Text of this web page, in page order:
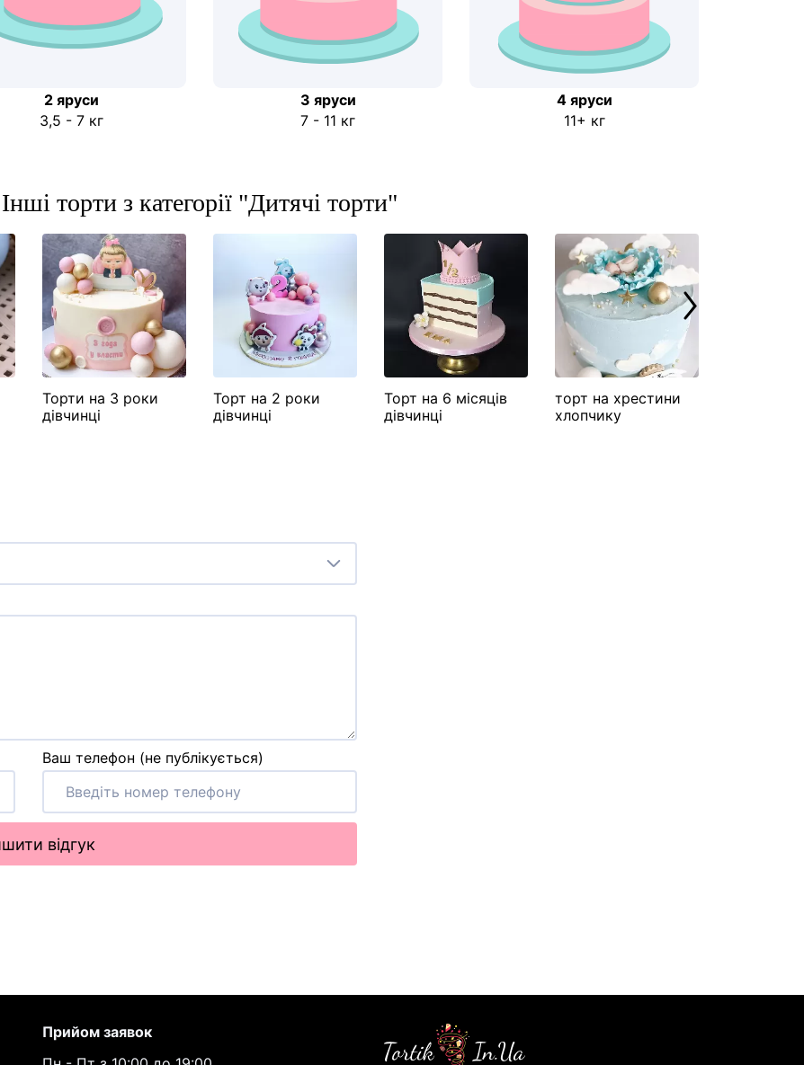
2 яруси
3,5 - 7 кг
3 яруси
7 - 11 кг
4 яруси
11+ кг
Інші торти з категорії "Дитячі торти"
Торти на 3 роки
дівчинці
Торт на 2 роки
дівчинці
Торт на 6 місяців
дівчинці
торт на хрестини
хлопчику
Ваш телефон (не публікується)
відгук
Прийом заявок